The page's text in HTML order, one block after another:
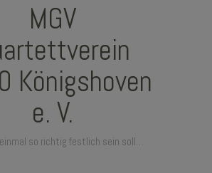
MGV
Königshoven
e. V.
so richtig festlich sein soll…